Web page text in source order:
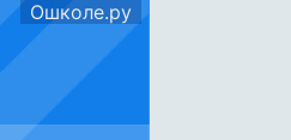
Ошколе.ру